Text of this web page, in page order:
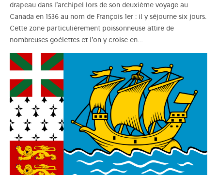
drapeau dans l’archipel lors de son deuxième voyage au
Canada en 1536 au nom de François 1er : il y séjourne six jours.
Cette zone particulièrement poissonneuse attire de
nombreuses goélettes et l’on y croise en…